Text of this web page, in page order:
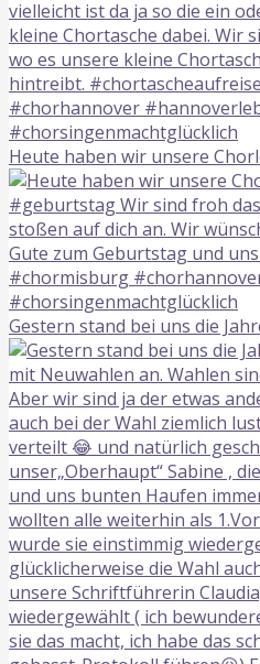
Heute haben wir unsere
Gestern stand bei uns die